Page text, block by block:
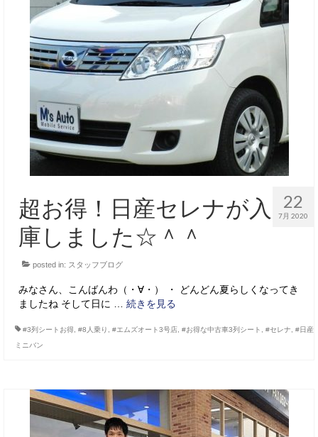
22
7月 2020
超お得！日産セレナが入
庫しました☆＾＾
posted in: スタッフブログ
みなさん、こんばんわ（・∀・） ・ どんどん夏らしくなってき
ましたね そして日に … 続きを見る
#3列シートお得 #8人乗り #エムズオート3号店 #お得な中古車3列シート #セレナ
#日産
ミニバン